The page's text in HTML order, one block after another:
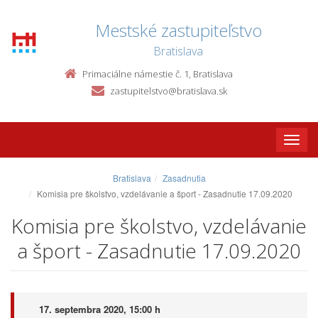
Mestské zastupiteľstvo
Bratislava
Primaciálne námestie č. 1, Bratislava
zastupitelstvo@bratislava.sk
Toggle
Bratislava
Zasadnutia
Komisia pre školstvo, vzdelávanie a šport - Zasadnutie 17.09.2020
Komisia pre školstvo, vzdelávanie
a šport - Zasadnutie 17.09.2020
17. septembra 2020, 15:00 h